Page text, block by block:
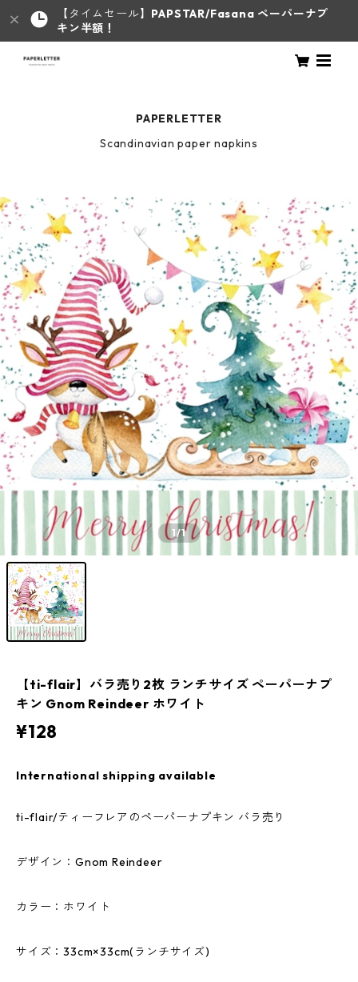
【タイムセール】 PAPSTAR/Fasana ペーパーナプ
キン半額！
PAPERLETTER
Scandinavian paper napkins
1 /1
【ti-flair】バラ売り2枚 ランチサイズ ペーパーナプ
キン Gnom Reindeer ホワイト
¥128
International shipping available
ti-flair/ティーフレアのペーパーナプキン バラ売り
デザイン：Gnom Reindeer
カラー：ホワイト
サイズ：33cm×33cm(ランチサイズ)